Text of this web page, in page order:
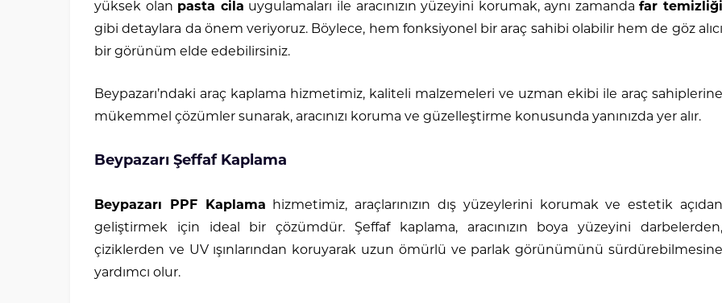
yüksek olan pasta cila uygulamaları ile aracınızın yüzeyini korumak, aynı zamandafar temizliği
gibi detaylara da önem veriyoruz. Böylece, hem fonksiyonel bir araç sahibi olabilir hem de göz alıcı
bir görünüm elde edebilirsiniz.
Beypazarı’ndaki araç kaplama hizmetimiz, kaliteli malzemeleri ve uzman ekibi ile araç sahiplerine
mükemmel çözümler sunarak, aracınızı koruma ve güzelleştirme konusunda yanınızda yer alır.
Beypazarı Şeffaf Kaplama
Beypazarı PPF Kaplama hizmetimiz, araçlarınızın dış yüzeylerini korumak ve estetik açıdan
geliştirmek için ideal bir çözümdür. Şeffaf kaplama, aracınızın boya yüzeyini darbelerden,
çiziklerden ve UV ışınlarından koruyarak uzun ömürlü ve parlak görünümünü sürdürebilmesine
yardımcı olur.